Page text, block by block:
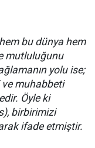
bu dünya hem
mutluluğunu
yolu ise;
muhabbeti
Öyle ki
birbirimizi
ifade etmiştir.